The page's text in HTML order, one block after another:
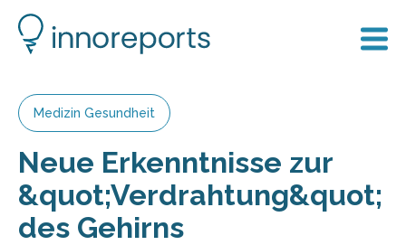
Medizin Gesundheit
Neue Erkenntnisse zur
&quot;Verdrahtung&quot;
des Gehirns